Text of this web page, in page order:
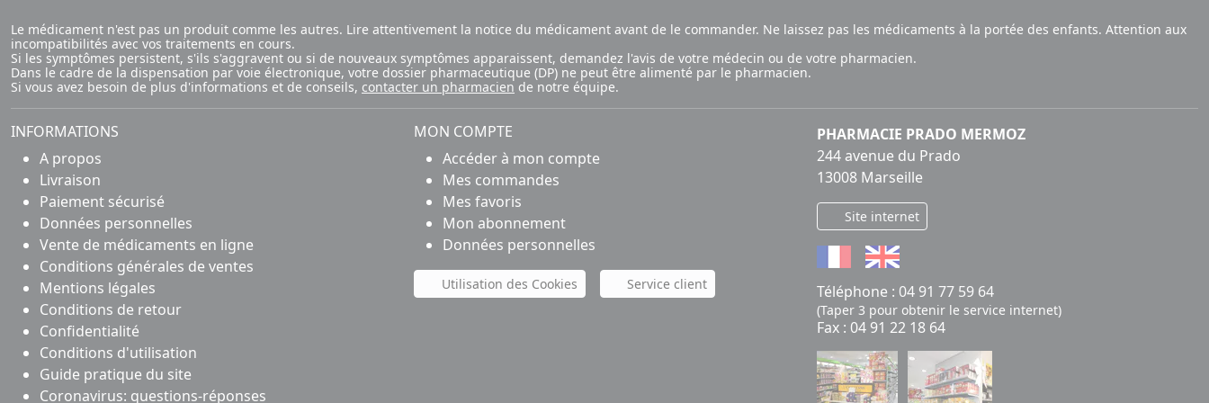
Le médicament n'est pas un produit comme les autres. Lire attentivement la notice du médicament avant de le commander. Ne laissez pas les médicaments à la portée des enfants. Attention aux
incompatibilités avec vos traitements en cours.
Si les symptômes persistent, s'ils s'aggravent ou si de nouveaux symptômes apparaissent, demandez l'avis de votre médecin ou de votre pharmacien.
Dans le cadre de la dispensation par voie électronique, votre dossier pharmaceutique (DP) ne peut être alimenté par le pharmacien.
Si vous avez besoin de plus d'informations et de conseils, contacter un pharmacien de notre équipe.
INFORMATIONS
A propos
Livraison
Paiement sécurisé
Données personnelles
Vente de médicaments en ligne
Conditions générales de ventes
Mentions légales
Conditions de retour
Confidentialité
Conditions d'utilisation
Guide pratique du site
Coronavirus: questions-réponses
MON COMPTE
Accéder à mon compte
Mes commandes
Mes favoris
Mon abonnement
Données personnelles
Utilisation des Cookies Service client
PHARMACIE PRADO MERMOZ
244 avenue du Prado
13008 Marseille
Site internet
Téléphone : 04 91 77 59 64
(Taper 3 pour obtenir le service internet)
Fax : 04 91 22 18 64